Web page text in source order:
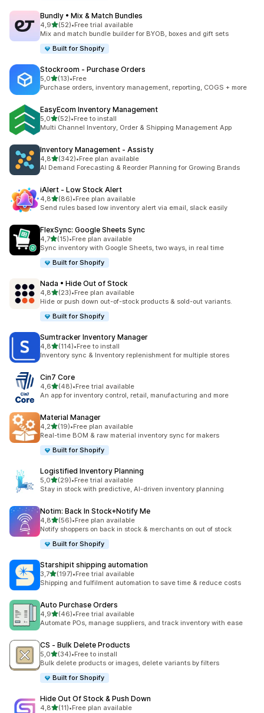
Bundly • Mix & Match Bundles
4,9na 5 gwiazdek
(52)
Łączna liczba recenzji: 52
•Free trial available
Mix and match bundle builder for BYOB, boxes and gift sets
Built for Shopify
Stockroom ‑ Purchase Orders
5,0na 5 gwiazdek
(13)
Łączna liczba recenzji: 13
•Free
Purchase orders, inventory management, reporting, COGS + more
EasyEcom Inventory Management
5,0na 5 gwiazdek
(52)
Łączna liczba recenzji: 52
•Free to install
Multi Channel Inventory, Order & Shipping Management App
Inventory Management ‑ Assisty
4,8na 5 gwiazdek
(342)
Łączna liczba recenzji: 342
•Free plan available
AI Demand Forecasting & Reorder Planning for Growing Brands
iAlert ‑ Low Stock Alert
4,8na 5 gwiazdek
(86)
Łączna liczba recenzji: 86
•Free plan available
Send rules based low inventory alert via email, slack easily
FlexSync: Google Sheets Sync
4,7na 5 gwiazdek
(15)
Łączna liczba recenzji: 15
•Free plan available
Sync inventory with Google Sheets, two ways, in real time
Built for Shopify
Nada • Hide Out of Stock
4,8na 5 gwiazdek
(23)
Łączna liczba recenzji: 23
•Free plan available
Hide or push down out-of-stock products & sold-out variants.
Built for Shopify
Sumtracker Inventory Manager
4,8na 5 gwiazdek
(114)
Łączna liczba recenzji: 114
•Free to install
Inventory sync & Inventory replenishment for multiple stores
Cin7 Core
4,6na 5 gwiazdek
(48)
Łączna liczba recenzji: 48
•Free trial available
An app for inventory control, retail, manufacturing and more
Material Manager
4,2na 5 gwiazdek
(19)
Łączna liczba recenzji: 19
•Free plan available
Real-time BOM & raw material inventory sync for makers
Built for Shopify
Logistified Inventory Planning
5,0na 5 gwiazdek
(29)
Łączna liczba recenzji: 29
•Free trial available
Stay in stock with predictive, AI-driven inventory planning
Notim: Back In Stock+Notify Me
4,8na 5 gwiazdek
(56)
Łączna liczba recenzji: 56
•Free plan available
Notify shoppers on back in stock & merchants on out of stock
Built for Shopify
Starshipit shipping automation
3,7na 5 gwiazdek
(197)
Łączna liczba recenzji: 197
•Free trial available
Shipping and fulfilment automation to save time & reduce costs
Auto Purchase Orders
4,9na 5 gwiazdek
(46)
Łączna liczba recenzji: 46
•Free trial available
Automate POs, manage suppliers, and track inventory with ease
CS ‑ Bulk Delete Products
5,0na 5 gwiazdek
(34)
Łączna liczba recenzji: 34
•Free to install
Bulk delete products or images, delete variants by filters
Built for Shopify
Hide Out Of Stock & Push Down
4,8na 5 gwiazdek
(11)
Łączna liczba recenzji: 11
•Free plan available